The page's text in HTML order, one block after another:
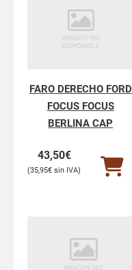
FARO DERECHO FORD
FOCUS FOCUS
BERLINA CAP
43,50€
35,95€